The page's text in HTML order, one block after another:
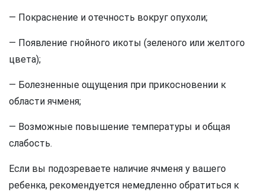
— Покраснение и отечность вокруг опухоли;
— Появление гнойного икоты (зеленого или желтого
цвета);
— Болезненные ощущения при прикосновении к
области ячменя;
— Возможные повышение температуры и общая
слабость.
Если вы подозреваете наличие ячменя у вашего
ребенка, рекомендуется немедленно обратиться к